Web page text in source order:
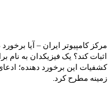
مرکز کامپیوتر ایران – آیا
اثبات کند؟ یک فیزیکدان به نام
کشفیات این برخورد دهنده‌؛
زمینه مطرح کرد.